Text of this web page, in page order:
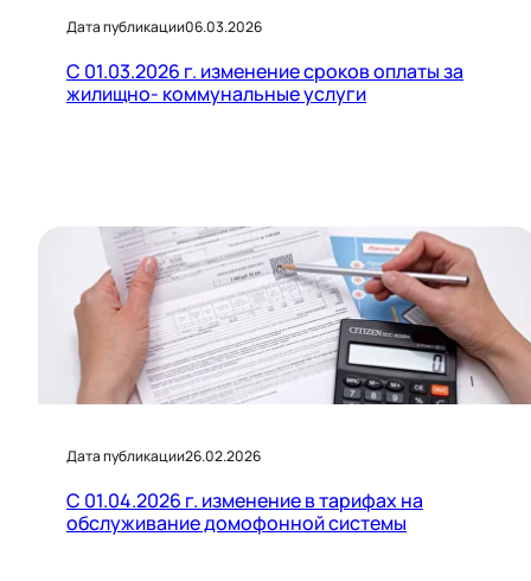
Дата публикации06.03.2026
С 01.03.2026 г. изменение сроков оплаты за
жилищно- коммунальные услуги
Дата публикации26.02.2026
С 01.04.2026 г. изменение в тарифах на
обслуживание домофонной системы